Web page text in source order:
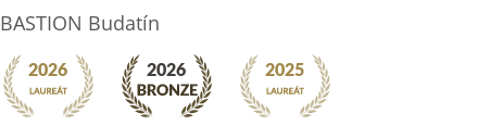
BASTION Budatín